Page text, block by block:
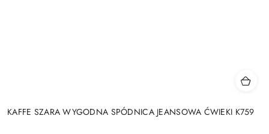
KAFFE SZARA WYGODNA SPÓDNICA JEANSOWA ĆWIEKI K759